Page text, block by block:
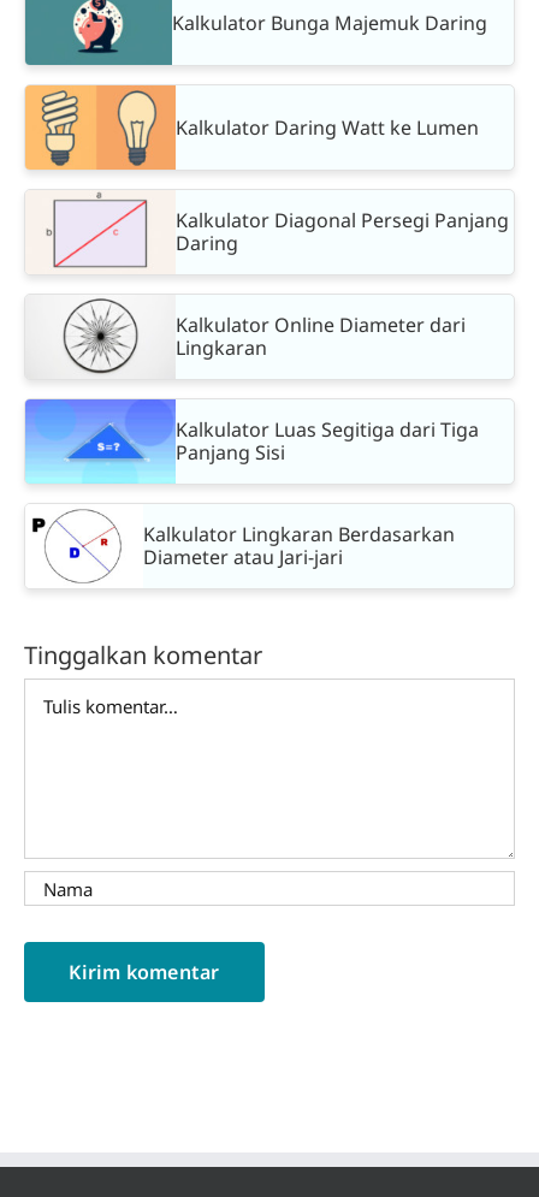
Kalkulator Bunga Majemuk Daring
Kalkulator Daring Watt ke Lumen
Kalkulator Diagonal Persegi Panjang
Daring
Kalkulator Online Diameter dari
Lingkaran
Kalkulator Luas Segitiga dari Tiga
Panjang Sisi
Kalkulator Lingkaran Berdasarkan
Diameter atau Jari-jari
Tinggalkan komentar